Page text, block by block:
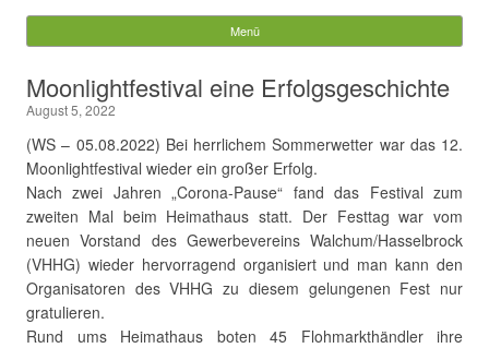
Gemeinde Walchum
nach:
Menü
Moonlightfestival eine Erfolgsgeschichte
August 5, 2022
(WS – 05.08.2022) Bei herrlichem Sommerwetter war das 12.
Moonlightfestival wieder ein großer Erfolg.
Nach zwei Jahren „Corona-Pause“ fand das Festival zum
zweiten Mal beim Heimathaus statt. Der Festtag war vom
neuen Vorstand des Gewerbevereins Walchum/Hasselbrock
(VHHG) wieder hervorragend organisiert und man kann den
Organisatoren des VHHG zu diesem gelungenen Fest nur
gratulieren.
Rund ums Heimathaus boten 45 Flohmarkthändler ihre